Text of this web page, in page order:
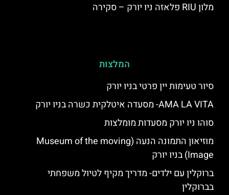
מלון RIU פלאזה ניו יורק – סקירה
המלצות
סיור טעימות יין פרטי בניו יורק
AMA LA VITA- מסעדה איטלקית כשרה בניו יורק
סוהו ניו יורק מסעדות מומלצות
מוזיאון התמונה הנעה (Museum of the moving
Image) בניו יורק
ברוקלין עם ילדים- מדריך מקיף לטיול משפחתי
בברוקלין